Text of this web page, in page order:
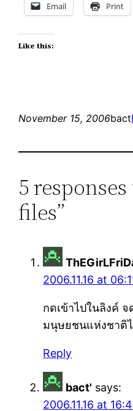
Email Print
Like this:
November 15, 2006bact
5 responses
files”
2006.11.16 at
กดเข้าไปในลิงค์
มนุษยชนแห่งชาติ
Reply
bact' says:
2006.11.16 at